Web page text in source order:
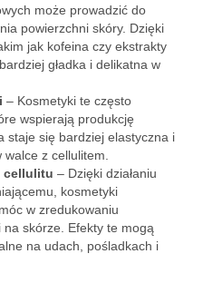
może prowadzić do
powierzchni skóry. Dzięki
jak kofeina czy ekstrakty
gładka i delikatna w
– Kosmetyki te często
wspierają produkcję
staje się bardziej elastyczna i
z cellulitem.
cellulitu – Dzięki działaniu
kosmetyki
w zredukowaniu
skórze. Efekty te mogą
na udach, pośladkach i